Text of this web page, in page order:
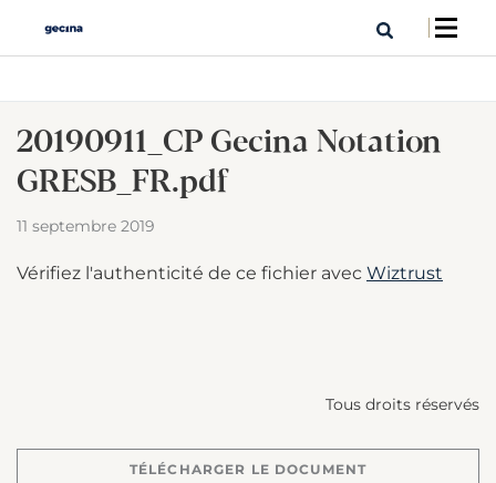
20190911_CP Gecina Notation
GRESB_FR.pdf
11 septembre 2019
Vérifiez l'authenticité de ce fichier avec Wiztrust
Tous droits réservés
TÉLÉCHARGER LE DOCUMENT